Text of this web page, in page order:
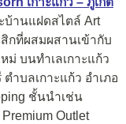
บ้านแฝดสไตล์ Art
กที่ผสมผสานเข้ากับ
ม่ บนทำเลเกาะแก้ว
ำบลเกาะแก้ว อำเภอ
ชั้นนำเช่น
Outlet